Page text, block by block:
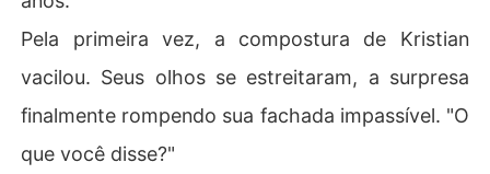
Pela primeira vez, a compostura de Kristian
vacilou. Seus olhos se estreitaram, a surpresa
finalmente rompendo sua fachada impassível. "O
que você disse?"